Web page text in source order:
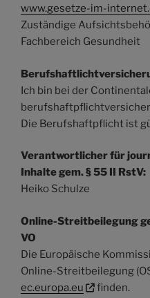
www.gesetze-im-
Zuständige
Fachbereich Gesundheit
Ich bin bei der
Die Berufshaftpflicht ist
Verantwortlicher für
Inhalte gem. § 55 II RstV:
Heiko Schulze
Online-Streitbeilegung
VO
Die Europäische
Online-Streitbeilegung
ec.europa.eu
finden.